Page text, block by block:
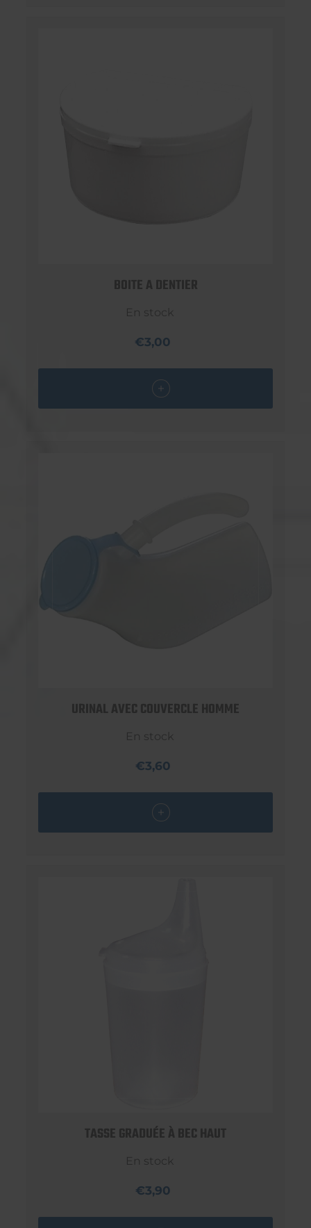
BOITE A DENTIER
En stock
€3,00
URINAL AVEC COUVERCLE HOMME
En stock
€3,60
TASSE GRADUÉE À BEC HAUT
En stock
€3,90